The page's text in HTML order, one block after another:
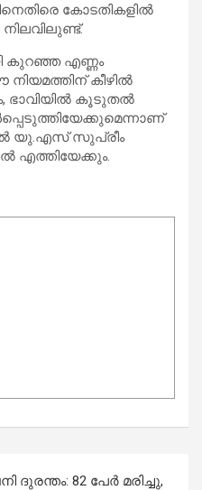
കോടതികളിൽ
കുറഞ്ഞ എണ്ണം
കീഴിൽ
ഭാവിയിൽ കൂടുതൽ
യു.എസ് സുപ്രീം
എത്തിയേക്കും.
82 പേർ മരിച്ചു,